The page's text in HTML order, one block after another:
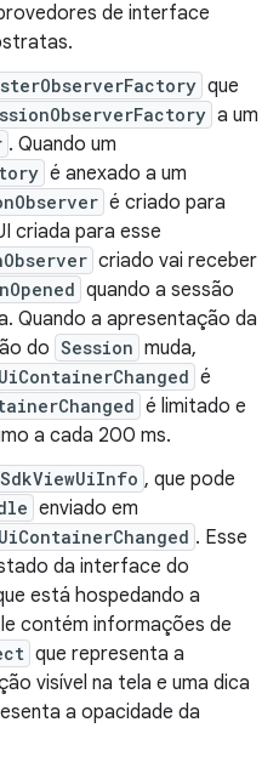
de interface
que
a um
. Quando um
é anexado a um
é criado para
criada para esse
criado vai receber
quando a sessão
Quando a apresentação da
do Session muda,
é
é limitado e
a cada 200 ms.
, que pode
enviado em
. Esse
da interface do
está hospedando a
contém informações de
que representa a
visível na tela e uma dica
a opacidade da